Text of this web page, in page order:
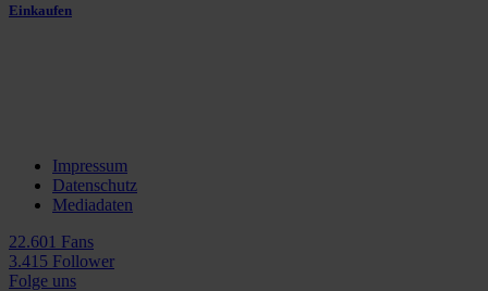
Einkaufen
Impressum
Datenschutz
Mediadaten
22.601 Fans
3.415 Follower
Folge uns